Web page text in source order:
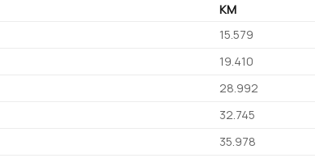
KM
15.579
19.410
28.992
32.745
35.978